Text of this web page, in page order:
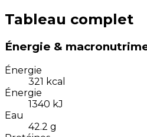
Tableau complet
Énergie &
Énergie
321 kcal
Énergie
1340 kJ
Eau
42.2 g